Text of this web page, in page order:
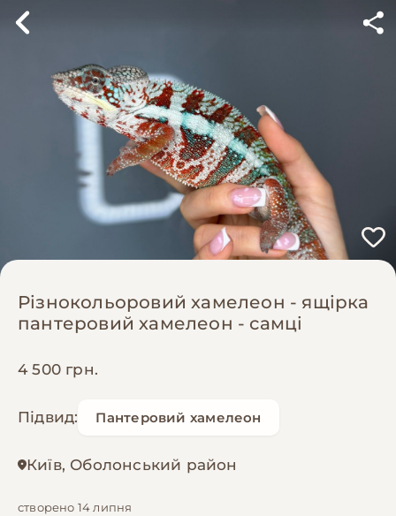
Різнокольоровий хамелеон - ящірка
пантеровий хамелеон - самці
4 500 грн.
Підвид: Пантеровий хамелеон
Київ, Оболонський район
створено 14 липня